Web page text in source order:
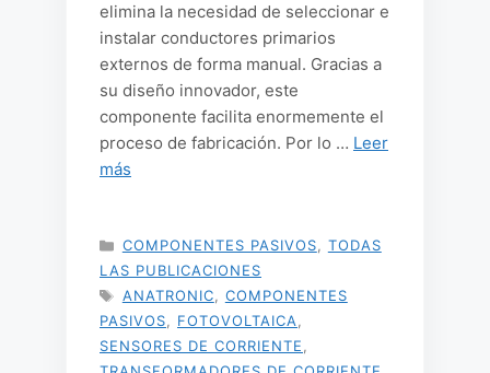
elimina la necesidad de seleccionar e
instalar conductores primarios
externos de forma manual. Gracias a
su diseño innovador, este
componente facilita enormemente el
proceso de fabricación. Por lo … Leer
más
CATEGORÍAS
COMPONENTES PASIVOS
TODAS
LAS PUBLICACIONES
ETIQUETAS
ANATRONIC
COMPONENTES
PASIVOS
FOTOVOLTAICA
SENSORES DE CORRIENTE